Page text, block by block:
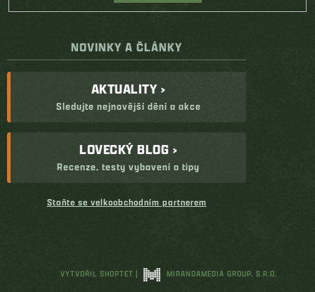
NOVINKY A ČLÁNKY
AKTUALITY ›
Sledujte nejnovější dění a akce
LOVECKÝ BLOG ›
Recenze, testy vybavení a tipy
Staňte se velkoobchodním partnerem
VYTVOŘIL SHOPTET | MIRANDAMEDIA GROUP, S.R.O.